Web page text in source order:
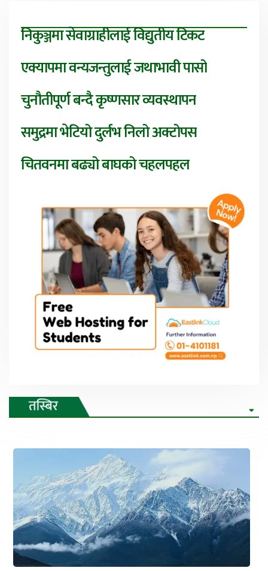
निकुञ्जमा सेवाग्राहीलाई विद्युतीय टिकट
एक्यापमा वन्यजन्तुलाई जथाभावी पासो
चुनौतीपूर्ण बन्दै कृष्णसार व्यवस्थापन
समुद्रमा भेटियो दुर्लभ निलो अक्टोपस
चितवनमा बढ्यो बाघको चहलपहल